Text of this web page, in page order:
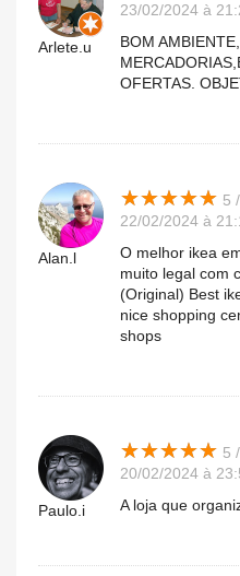
Arlete.u
23/02/2024 à
BOM
OFERTAS.
Alan.l
★★★★★
★★★★★ 5
22/02/2024 à
O melhor ikea
muito legal com
(Original) Best
nice shopping
shops
Paulo.i
★★★★★
★★★★★ 5
20/02/2024 à
A loja que